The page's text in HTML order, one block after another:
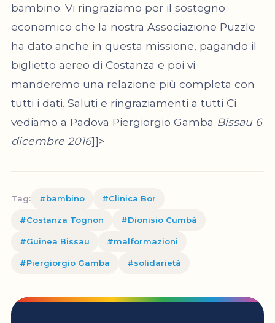
bambino. Vi ringraziamo per il sostegno
economico che la nostra Associazione Puzzle
ha dato anche in questa missione, pagando il
biglietto aereo di Costanza e poi vi
manderemo una relazione più completa con
tutti i dati. Saluti e ringraziamenti a tutti Ci
vediamo a Padova Piergiorgio Gamba Bissau 6
dicembre 2016]]>
Tag: #bambino #Clinica Bor
#Costanza Tognon #Dionisio Cumbà
#Guinea Bissau #malformazioni
#Piergiorgio Gamba #solidarietà